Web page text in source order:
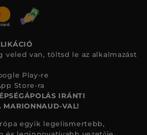
veled van, töltsd le az alkalmazást
IRÁNTI
MARIONNAUD-VAL!
egyik legelismertebb,